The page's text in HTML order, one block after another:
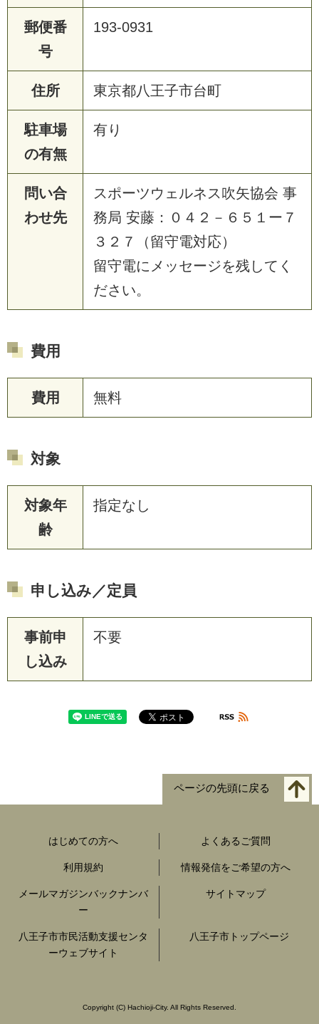
郵便番
号
193-0931
住所 東京都八王子市台町
駐車場
の有無
有り
問い合
わせ先
スポーツウェルネス吹矢協会 事
務局 安藤：０４２－６５１ー７
３２７（留守電対応）
留守電にメッセージを残してく
ださい。
費用
費用 無料
対象
対象年
齢
指定なし
申し込み／定員
事前申
し込み
不要
ページの先頭に戻る
はじめての方へ よくあるご質問
利用規約 情報発信をご希望の方へ
メールマガジンバックナンバ
ー
サイトマップ
八王子市市民活動支援センタ
ーウェブサイト
八王子市トップページ
Copyright (C) Hachioji-City. All Rights Reserved.